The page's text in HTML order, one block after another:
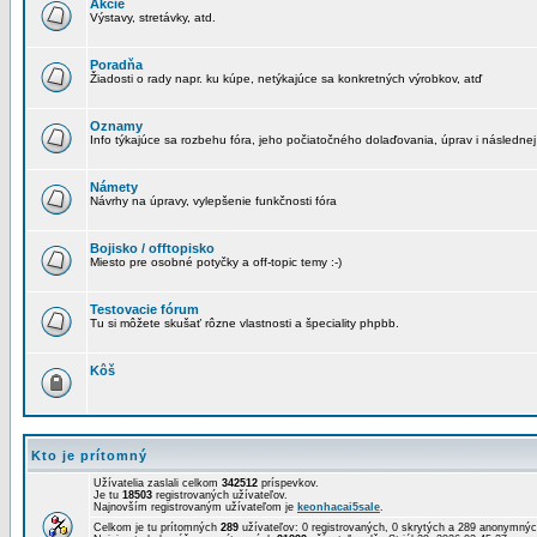
Akcie
Výstavy, stretávky, atd.
Poradňa
Žiadosti o rady napr. ku kúpe, netýkajúce sa konkretných výrobkov, atď
Oznamy
Info týkajúce sa rozbehu fóra, jeho počiatočného dolaďovania, úprav i následnej
Námety
Návrhy na úpravy, vylepšenie funkčnosti fóra
Bojisko / offtopisko
Miesto pre osobné potyčky a off-topic temy :-)
Testovacie fórum
Tu si môžete skušať rôzne vlastnosti a špeciality phpbb.
Kôš
Kto je prítomný
Užívatelia zaslali celkom 342512 príspevkov.
Je tu 18503 registrovaných užívateľov.
Najnovším registrovaným užívateľom je keonhacai5sale.
Celkom je tu prítomných 289 užívateľov: 0 registrovaných, 0 skrytých a 289